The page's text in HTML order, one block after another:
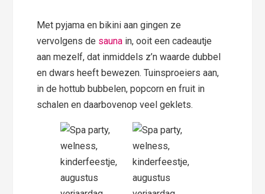
Met pyjama en bikini aan gingen ze
vervolgens de sauna in, ooit een cadeautje
aan mezelf, dat inmiddels z’n waarde dubbel
en dwars heeft bewezen. Tuinsproeiers aan,
in de hottub bubbelen, popcorn en fruit in
schalen en daarbovenop veel geklets.